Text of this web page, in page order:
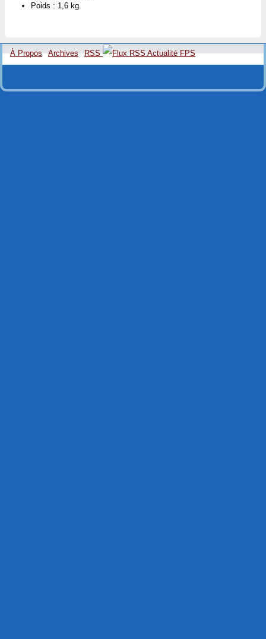
Poids : 1,6 kg.
À Propos Archives RSS